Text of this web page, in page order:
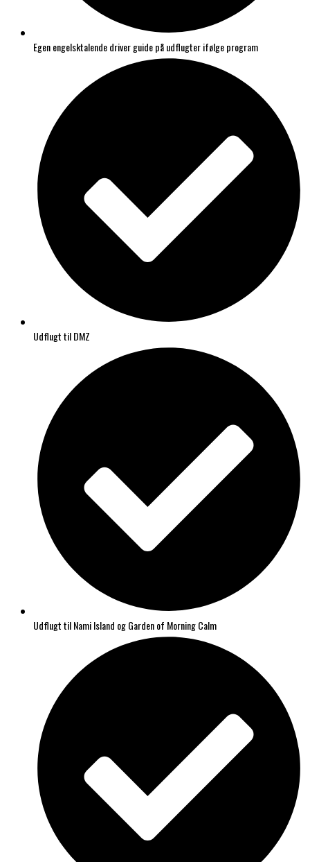
Egen engelsktalende driver guide på udflugter ifølge program
Udflugt til DMZ
Udflugt til Nami Island og Garden of Morning Calm